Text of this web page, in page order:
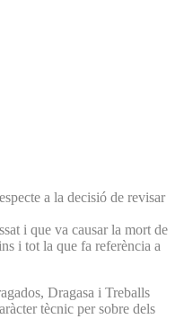
a la decisió de revisar
i que va causar la mort de
i tot la que fa referència a
Dragasa i Treballs
tècnic per sobre dels